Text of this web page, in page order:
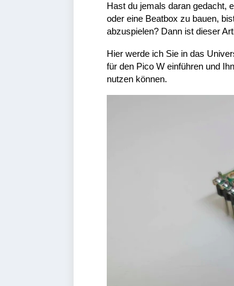
Hast du jemals daran gedacht,
oder eine Beatbox zu bauen,
abzuspielen? Dann ist dieser
Hier werde ich Sie in das
für den Pico W einführen und
nutzen können.